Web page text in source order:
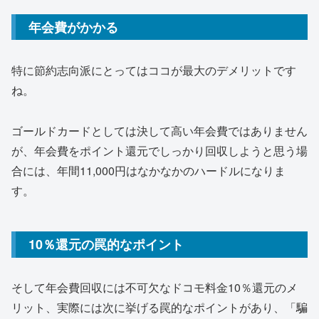
年会費がかかる
特に節約志向派にとってはココが最大のデメリットです
ね。
ゴールドカードとしては決して高い年会費ではありません
が、年会費をポイント還元でしっかり回収しようと思う場
合には、年間11,000円はなかなかのハードルになりま
す。
10％還元の罠的なポイント
そして年会費回収には不可欠なドコモ料金10％還元のメ
リット、実際には次に挙げる罠的なポイントがあり、「騙